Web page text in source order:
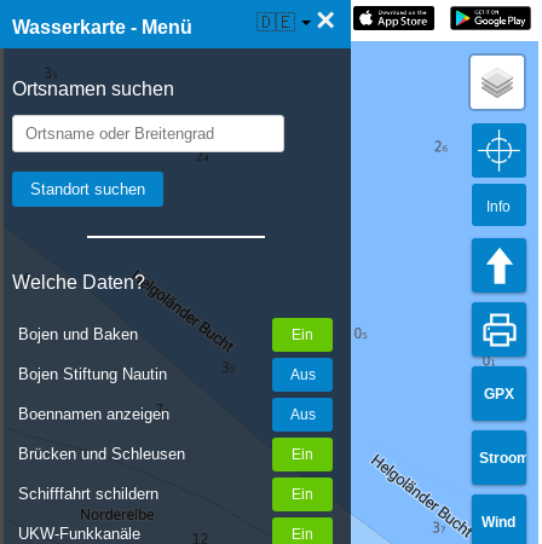
Wasserkarte - Menü ×
Ortsnamen suchen
Welche Daten?
Bojen und Baken
Bojen Stiftung Nautin
Boennamen anzeigen
Brücken und Schleusen
Schifffahrt schildern
UKW-Funkkanäle
☰ Wasserkarte Live 🇩🇪
GPX
Stroom
Wind
Info